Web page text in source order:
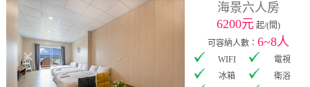
海景六人房
6200元 起/(間)
可容納人數：6~8人
WIFI
電視
冰箱
衛浴